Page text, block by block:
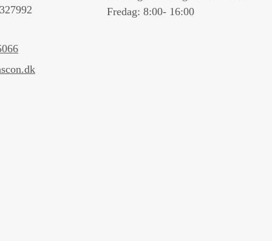
Fredag: 8:00- 16:00